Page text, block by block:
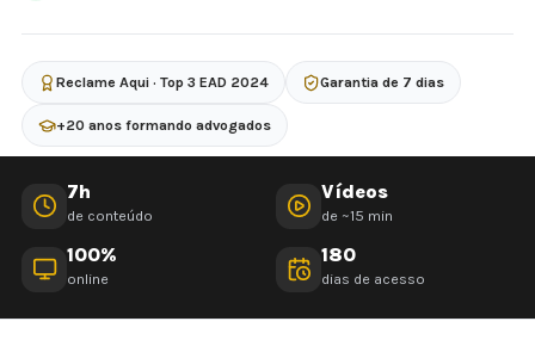
Reclame Aqui · Top 3 EAD 2024 Garantia de 7 dias
+20 anos formando advogados
7h
de conteúdo
Vídeos
de ~15 min
100%
online
180
dias de acesso